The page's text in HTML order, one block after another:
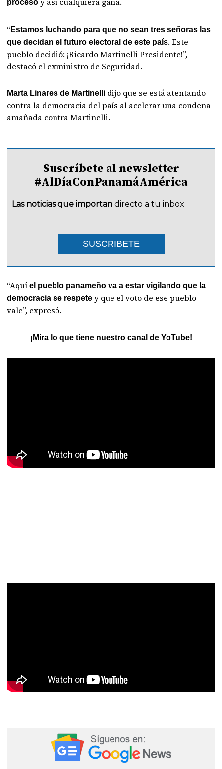
proceso
“Estamos luchando para que no sean tres señoras las
que decidan el futuro electoral de este país. Este
pueblo decidió: ¡Ricardo Martinelli Presidente!”,
destacó el exministro de Seguridad.
Marta Linares de Martinelli dijo que se está atentando
contra la democracia del país al acelerar una condena
amañada contra Martinelli.
Suscríbete al newsletter
#AlDíaConPanamáAmérica
Las noticias que importan directo a tu inbox
SUSCRIBETE
“Aquíel pueblo panameño va a estar vigilando que la
democracia se respetey que el voto de ese pueblo
vale”, expresó.
¡Mira lo que tiene nuestro canal de YoTube!